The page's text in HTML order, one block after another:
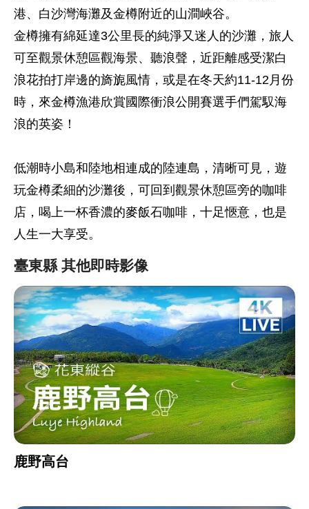
港、白沙灣海灘及金樽附近的山澗峽谷。
金樽擁有綿延達3公里長的純淨又迷人的沙灘，旅人
可至觀景休憩區觀海景、聽浪聲，近距離感受潔白
浪花拍打岸邊的旖旎風情，或是在冬天約11-12月份
時，來金樽漁港欣賞國際衝浪公開賽選手們駕馭海
浪的英姿！
低潮時小島和陸地相連成的陸連島，清晰可見，遊
玩金樽柔細的沙灘後，可回到觀景休憩區旁的咖啡
店，喝上一杯香濃的麥飯石咖啡，十足愜意，也是
人生一大享受。
臺東縣 其他即時影像
鹿野高台